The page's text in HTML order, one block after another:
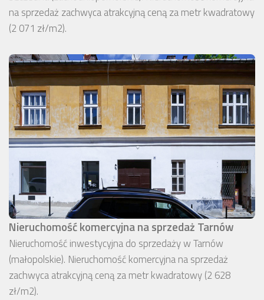
na sprzedaż zachwyca atrakcyjną ceną za metr kwadratowy
(2 071 zł/m2).
Nieruchomość komercyjna na sprzedaż Tarnów
Nieruchomość inwestycyjna do sprzedaży w Tarnów
(małopolskie). Nieruchomość komercyjna na sprzedaż
zachwyca atrakcyjną ceną za metr kwadratowy (2 628
zł/m2).